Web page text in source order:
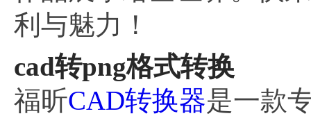
利与魅力！
cad转png格式转换
福昕CAD转换器是一款